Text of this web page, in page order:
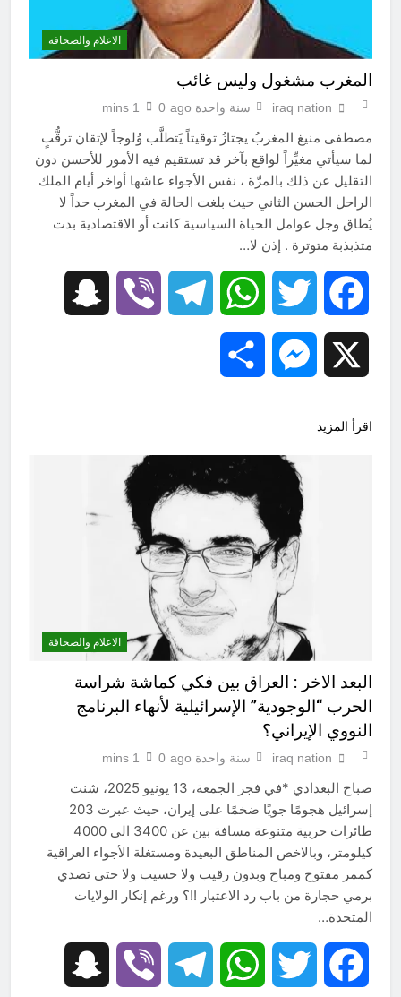
الاعلام والصحافة
المغرب مشغول وليس غائب
iraq nation سنة واحدة ago 0
1 mins
مصطفى منيغ المغربُ يجتازُ توقيتاً يَتطلَّب وُلوجاً لإتقان ترقُّبٍ
لما سيأتي مغيِّراً لواقع بآخر قد تستقيم فيه الأمور للأحسن دون
التقليل عن ذلك بالمرَّة ، نفس الأجواء عاشها أواخر أيام الملك
الراحل الحسن الثاني حيث بلغت الحالة في المغرب حداً لا
يُطاق وجل عوامل الحياة السياسية كانت أو الاقتصادية بدت
متذبذبة متوترة . إذن لا…
Facebook
Twitter
WhatsApp
Telegram
Viber
Messenger
اقرأ المزيد
الاعلام والصحافة
البعد الاخر : العراق بين فكي كماشة شراسة
الحرب “الوجودية” الإسرائيلية لأنهاء البرنامج
النووي الإيراني؟
iraq nation سنة واحدة ago 0
1 mins
صباح البغدادي *في فجر الجمعة، 13 يونيو 2025، شنت
إسرائيل هجومًا جويًا ضخمًا على إيران، حيث عبرت 203
طائرات حربية متنوعة مسافة بين عن 3400 الى 4000
كيلومتر، وبالاخص المناطق البعيدة ومستغلة الأجواء العراقية
كممر مفتوح ومباح وبدون رقيب ولا حسيب ولا حتى تصدي
برمي حجارة من باب رد الاعتبار !!؟ ورغم إنكار الولايات
المتحدة…
Facebook
Twitter
WhatsApp
Telegram
Viber